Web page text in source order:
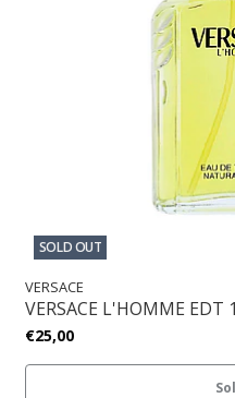
SOLD OUT
VERSACE
VERSACE L'HOMME EDT
€25,00